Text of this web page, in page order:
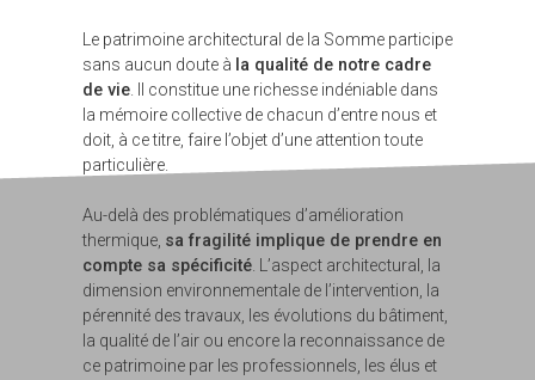
Le patrimoine architectural de la Somme participe
sans aucun doute à la qualité de notre cadre
de vie. Il constitue une richesse indéniable dans
la mémoire collective de chacun d’entre nous et
doit, à ce titre, faire l’objet d’une attention toute
particulière.
Au-delà des problématiques d’amélioration
thermique, sa fragilité implique de prendre en
compte sa spécificité. L’aspect architectural, la
dimension environnementale de l’intervention, la
pérennité des travaux, les évolutions du bâtiment,
la qualité de l’air ou encore la reconnaissance de
ce patrimoine par les professionnels, les élus et